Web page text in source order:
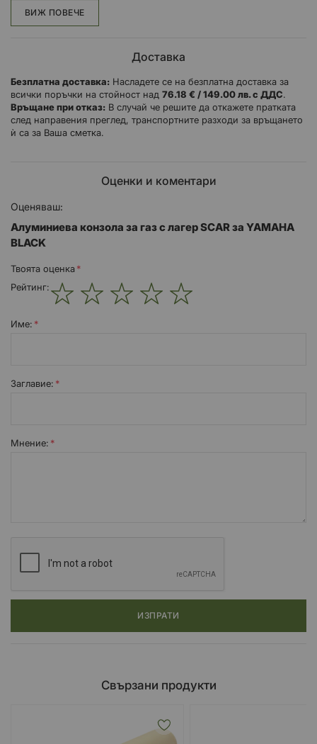
Набраздена зона за монтиране на ръкохватката
За 4-тактови модели
ВИЖ ПОВЕЧЕ
Доставка
Безплатна доставка: Насладете се на безплатна доставка за
всички поръчки на стойност над 76.18 € / 149.00 лв. с ДДС.
Връщане при отказ: В случай че решите да откажете пратката
след направения преглед, транспортните разходи за връщането
ѝ са за Ваша сметка.
Оценки и коментари
Оценяваш:
Алуминиева конзола за газ с лагер SCAR за YAMAHA
BLACK
Твоята оценка
Рейтинг:
Име:
Заглавиe:
Мнение:
ИЗПРАТИ
Свързани продукти